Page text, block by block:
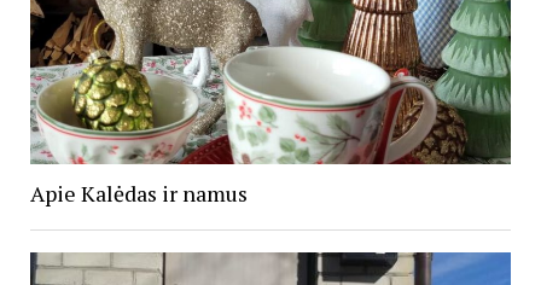
Apie Kalėdas ir namus